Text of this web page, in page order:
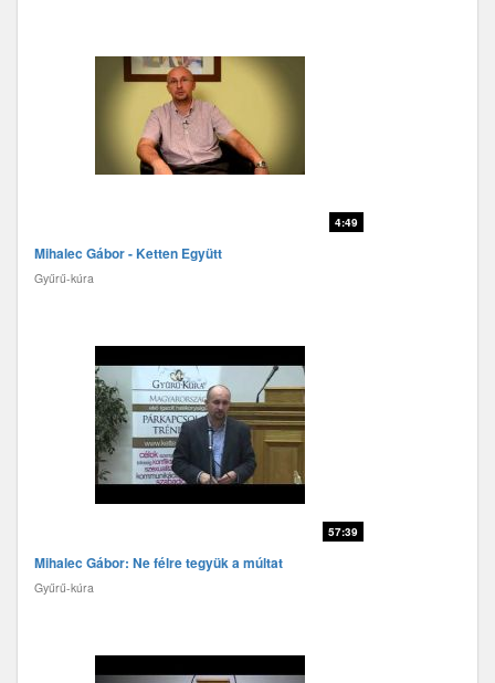
4:49
Mihalec Gábor - Ketten Együtt
Gyűrű-kúra
57:39
Mihalec Gábor: Ne félre tegyük a múltat
Gyűrű-kúra